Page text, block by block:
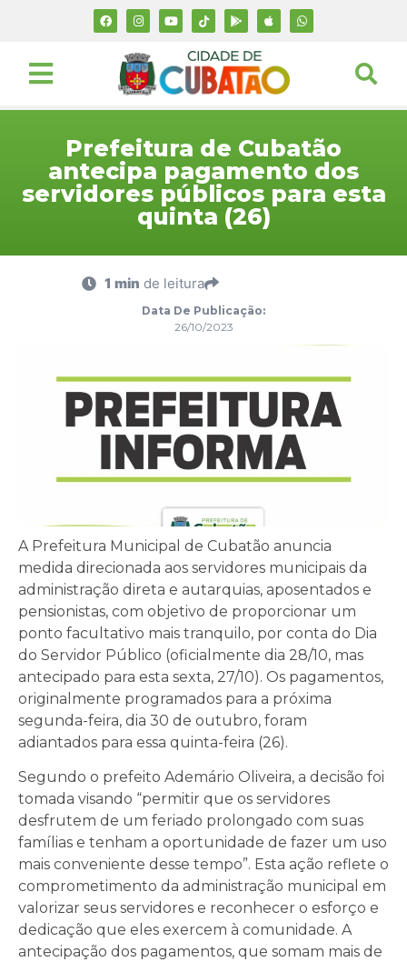
Prefeitura de Cubatão
antecipa pagamento dos
servidores públicos para esta
quinta (26)
1 min de leitura
Data De Publicação:
26/10/2023
A Prefeitura Municipal de Cubatão anuncia
medida direcionada aos servidores municipais da
administração direta e autarquias, aposentados e
pensionistas, com objetivo de proporcionar um
ponto facultativo mais tranquilo, por conta do Dia
do Servidor Público (oficialmente dia 28/10, mas
antecipado para esta sexta, 27/10). Os pagamentos,
originalmente programados para a próxima
segunda-feira, dia 30 de outubro, foram
adiantados para essa quinta-feira (26).
Segundo o prefeito Ademário Oliveira, a decisão foi
tomada visando “permitir que os servidores
desfrutem de um feriado prolongado com suas
famílias e tenham a oportunidade de fazer um uso
mais conveniente desse tempo”. Esta ação reflete o
comprometimento da administração municipal em
valorizar seus servidores e reconhecer o esforço e
dedicação que eles exercem à comunidade. A
antecipação dos pagamentos, que somam mais de